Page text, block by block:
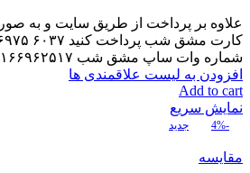
علاوه بر پرداخت از طریق سایت و به صورت
شماره وات ساپ مشق شب ۰۲۱۶۶۹۶۲۵۱۷ اطلاع رسانی کنید.
افزودن به لیست علاقمندی ها
Add to cart
نمایش سریع
-4% جدید
مقایسه